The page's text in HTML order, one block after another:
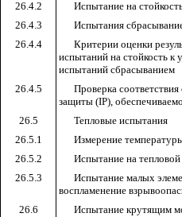
26.4.2
Испытание на
26.4.3
Испытания
26.4.4
Критерии оценки
испытаний на стойкость к
испытаний сбрасыванием
26.4.5
Проверка соответствия
защиты (IP),
26.5
Тепловые испытания
26.5.1
Измерение
26.5.2
Испытание на тепловой
26.5.3
Испытание малых
воспламенение
26.6
Испытание крутящим